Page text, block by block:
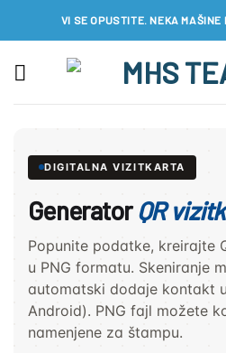
VI SE OPUSTITE. NEKA MAŠINE
DIGITALNA VIZITKARTA
GeneratorQR
Popunite podatke, kreirajte
u PNG formatu. Skeniranje
automatski dodaje kontakt
Android). PNG fajl možete
namenjene za štampu.